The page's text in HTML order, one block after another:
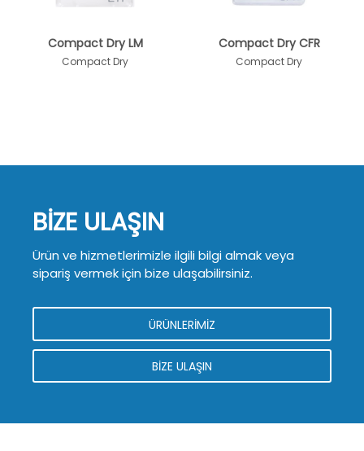
Compact Dry LM
Compact Dry
Compact Dry CFR
Compact Dry
BİZE ULAŞIN
Ürün ve hizmetlerimizle ilgili bilgi almak veya
sipariş vermek için bize ulaşabilirsiniz.
ÜRÜNLERİMİZ
BİZE ULAŞIN